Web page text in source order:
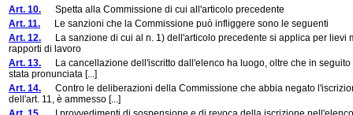
Art. 10. Spetta alla Commissione di cui all'articolo precedente
Art. 11. Le sanzioni che la Commissione può infliggere sono le seguenti
Art. 12. La sanzione di cui al n. 1) dell'articolo precedente si applica per lievi
rapporti di lavoro
Art. 13. La cancellazione dell'iscritto dall'elenco ha luogo, oltre che in seguito
stata pronunciata [...]
Art. 14. Contro le deliberazioni della Commissione che abbia negato
dell'art. 11, è ammesso [...]